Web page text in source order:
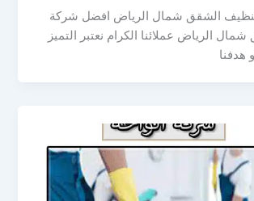
الشقق شمال الرياض افضل شركة
الرياض عملائنا الكرام نعتبر التميز
هدفنا